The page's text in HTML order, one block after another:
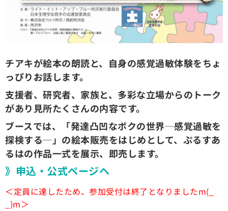
チアキが絵本の朗読と、自身の感覚過敏体験をちょ
っぴりお話します。
支援者、研究者、家族と、多彩な立場からのトーク
があり見所たくさんの内容です。
ブースでは、「発達凸凹なボクの世界─感覚過敏を
探検する─」の絵本販売をはじめとして、ぷるすあ
るはの作品一式を展示、即売します。
》申込・公式ページヘ
＜定員に達したため、参加受付は終了となりましたm(_
_)m＞